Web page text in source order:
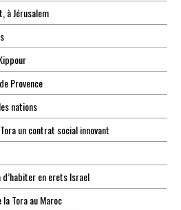
à Jérusalem
Provence
nations
un contrat social innovant
en erets Israel
Tora au Maroc